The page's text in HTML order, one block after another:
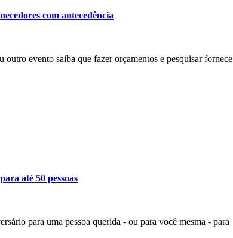
com antecedência
outro evento saiba que fazer orçamentos e pesquisar fornece
até 50 pessoas
para uma pessoa querida - ou para você mesma - para